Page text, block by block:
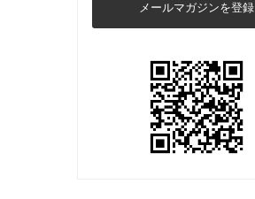
メールマガジンを登録